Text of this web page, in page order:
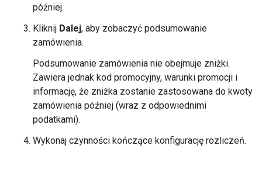
później.
Kliknij Dalej, aby zobaczyć podsumowanie
zamówienia.
Podsumowanie zamówienia nie obejmuje zniżki.
Zawiera jednak kod promocyjny, warunki promocji i
informację, że zniżka zostanie zastosowana do kwoty
zamówienia później (wraz z odpowiednimi
podatkami).
Wykonaj czynności kończące konfigurację rozliczeń.